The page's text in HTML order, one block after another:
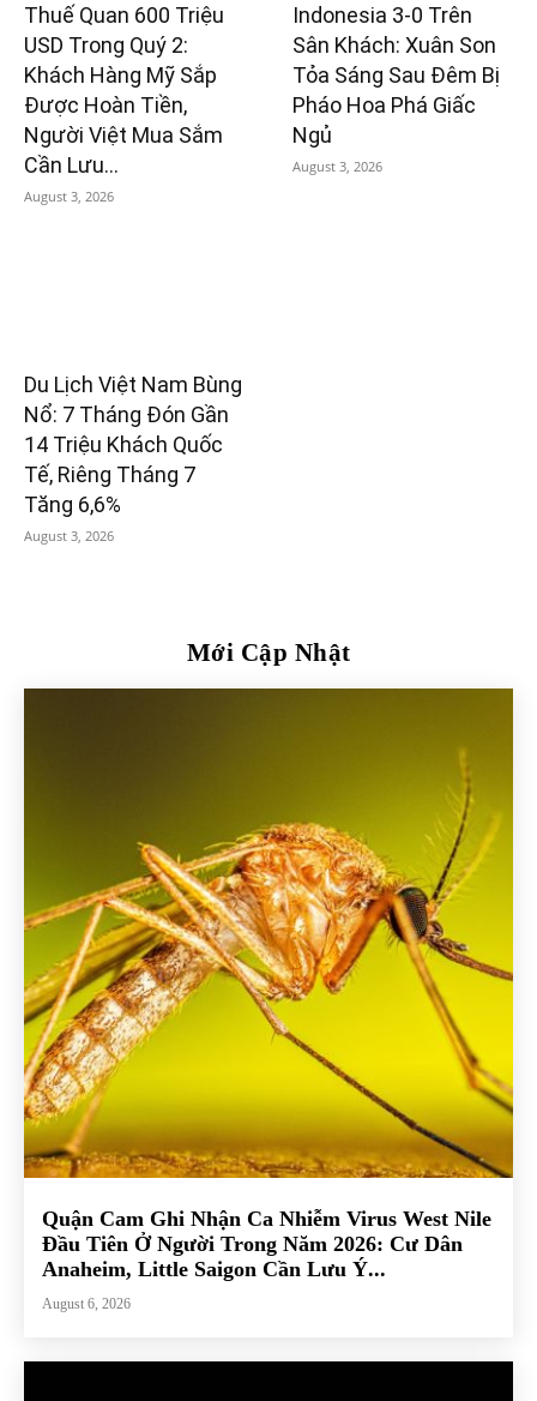
Thuế Quan 600 Triệu
USD Trong Quý 2:
Khách Hàng Mỹ Sắp
Được Hoàn Tiền,
Người Việt Mua Sắm
Cần Lưu...
August 3, 2026
Indonesia 3-0 Trên
Sân Khách: Xuân Son
Tỏa Sáng Sau Đêm Bị
Pháo Hoa Phá Giấc
Ngủ
August 3, 2026
Du Lịch Việt Nam Bùng
Nổ: 7 Tháng Đón Gần
14 Triệu Khách Quốc
Tế, Riêng Tháng 7
Tăng 6,6%
August 3, 2026
Mới Cập Nhật
Quận Cam Ghi Nhận Ca Nhiễm Virus West Nile
Đầu Tiên Ở Người Trong Năm 2026: Cư Dân
Anaheim, Little Saigon Cần Lưu Ý...
August 6, 2026